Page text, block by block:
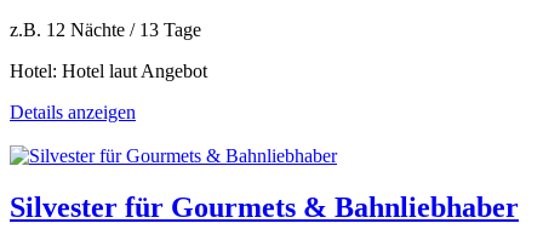
z.B. 12 Nächte / 13 Tage
Hotel: Hotel laut Angebot
Details anzeigen
Silvester für Gourmets & Bahnliebhaber